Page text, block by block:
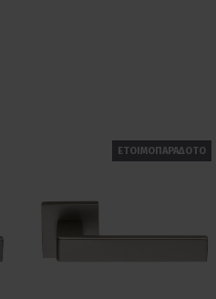
ΕΤΟΙΜΟΠΑΡΑΔΟΤΟ